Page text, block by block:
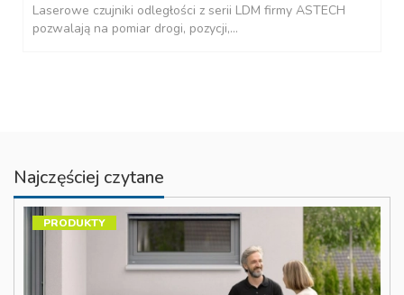
Laserowe czujniki odległości z serii LDM firmy ASTECH
pozwalają na pomiar drogi, pozycji,...
Najczęściej czytane
PRODUKTY